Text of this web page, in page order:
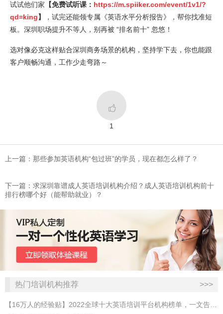
试试他们家 【免费试听课： https://m.spiiker.com/event/1v1/?
qd=king】
，试完还能领专属《英语水平分析报告》，帮你找准短
板。深圳职场提升不等人，别再被 “排名前十” 忽悠！
选对像必克这样贴合深圳商务场景的机构，坚持学下去，你也能跟
客户顺畅沟通，工作少走弯路～

1
上一篇：那些参加英语机构“包过班”的学员，现在都怎么样了？
下一篇：求深圳靠谱成人英语培训机构介绍？成人英语培训机构前十
排行榜哪个好（能帮助就业）？
热门培训机构推荐 >>>
【16万人的经验贴】2022全球十大英语培训平台机构榜单，一文告诉你